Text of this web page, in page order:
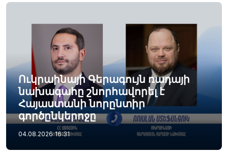
Ուկրաինայի Գերագույն ռադայի
նախագահը շնորհավորել է
Հայաստանի նորընտիր
գործընկերոջը
04.08.2026 16:31